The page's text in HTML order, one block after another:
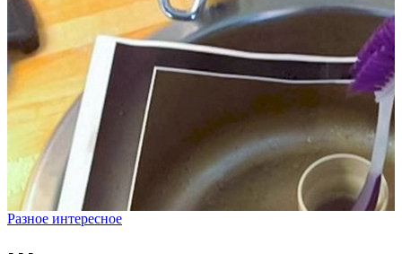
Разное интересное